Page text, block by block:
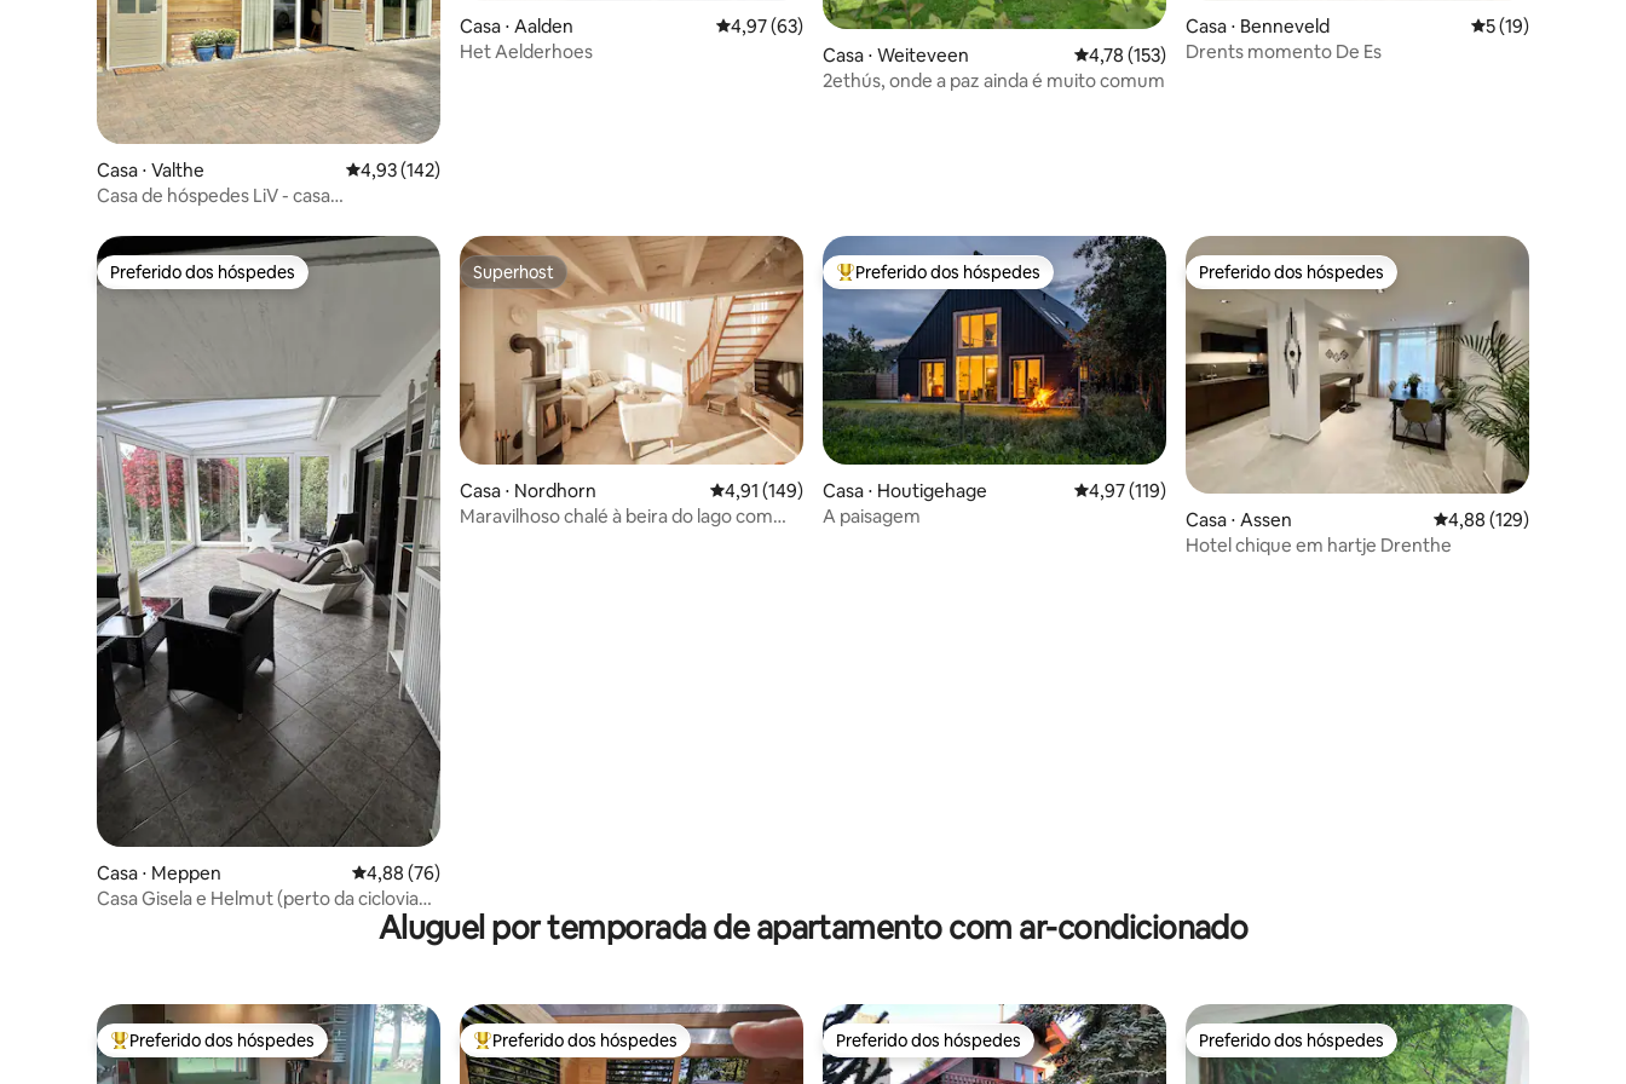
Casa ⋅ Valthe 4,93 de uma avaliação média de 5, 142 avaliações
4,93 (142)
Casa de hóspedes LiV - casa
Casa ⋅ Aalden 4,97 de uma avaliação média de 5, 63 avaliações
4,97 (63)
Het Aelderhoes
Casa ⋅ Weiteveen 4,78 de uma avaliação média de 5, 153 avaliações
4,78 (153)
2ethús, onde a paz ainda é muito comum
Casa ⋅ Benneveld 5 de uma
5 (19)
Drents momento De Es
Preferido dos hóspedes
Preferido dos hóspedes
Casa ⋅ Meppen 4,88 de uma avaliação média de 5, 76 avaliações
4,88 (76)
Casa Gisela e Helmut (perto da ciclovia
Superhost
Superhost
Casa ⋅ Nordhorn 4,91 de uma avaliação média de 5, 149 avaliações
4,91 (149)
Maravilhoso chalé à beira do lago com
Entre os melhores preferidos dos hóspedes
Preferido dos hóspedes
Casa ⋅ Houtigehage 4,97 de uma avaliação média de 5, 119 avaliações
4,97 (119)
A paisagem
Preferido dos hóspedes
Preferido dos hóspedes
Casa ⋅ Assen 4,88 de uma avaliação
4,88 (129)
Hotel chique em hartje Drenthe
Aluguel por temporada de apartamento com ar-condicionado
Entre os melhores preferidos dos hóspedes
Preferido dos hóspedes Entre os melhores preferidos dos hóspedes
Preferido dos hóspedes Preferido dos hóspedes
Preferido dos hóspedes Preferido dos hóspedes
Preferido dos hóspedes